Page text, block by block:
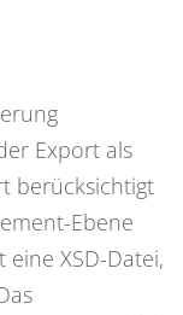
Export als
berücksichtigt
Ebene
XSD-Datei,